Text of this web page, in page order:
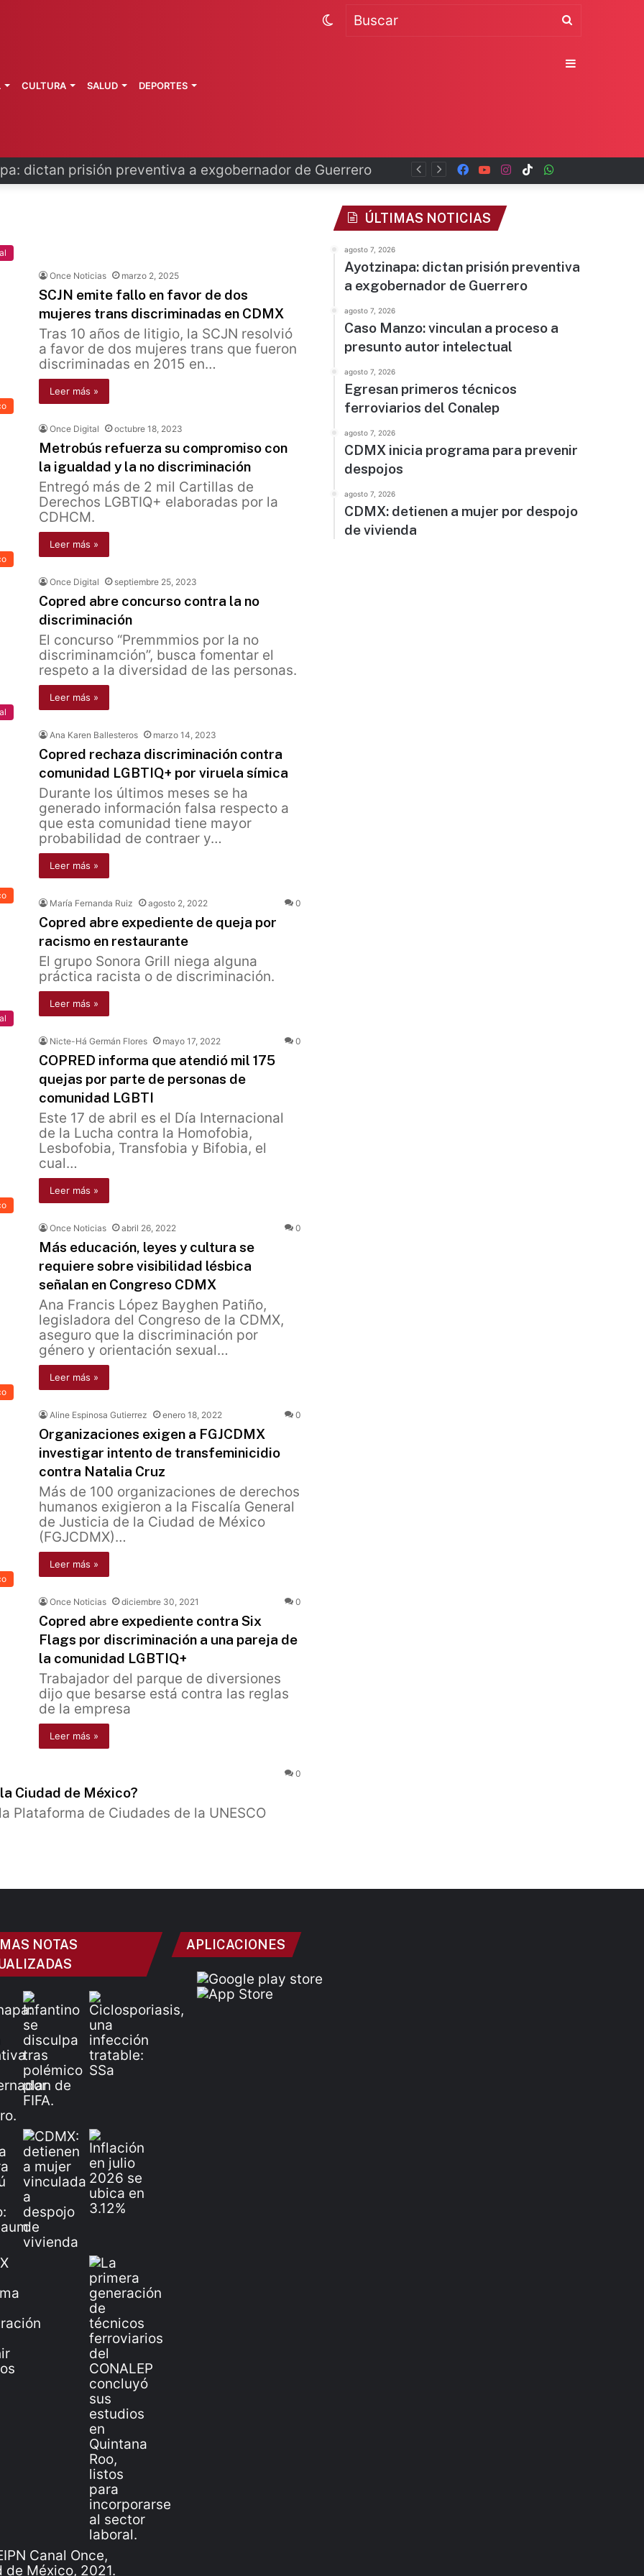
disculpa tras polémico plan de FIFA TikTok
Instagram
YouTube
Facebook
CULTURA SALUD DEPORTES
Switch
Once Noticias marzo 2, 2025
SCJN emite fallo en favor de dos
mujeres trans discriminadas en CDMX
Tras 10 años de litigio, la SCJN resolvió
a favor de dos mujeres trans que fueron
discriminadas en 2015 en…
Leer más »
Once Digital octubre 18, 2023
Metrobús refuerza su compromiso con
la igualdad y la no discriminación
Entregó más de 2 mil Cartillas de
Derechos LGBTIQ+ elaboradas por la
CDHCM.
Leer más »
Once Digital septiembre 25, 2023
Copred abre concurso contra la no
discriminación
El concurso “Premmmios por la no
discriminamción”, busca fomentar el
respeto a la diversidad de las personas.
Leer más »
Ana Karen Ballesteros marzo 14, 2023
Copred rechaza discriminación contra
comunidad LGBTIQ+ por viruela símica
Durante los últimos meses se ha
generado información falsa respecto a
que esta comunidad tiene mayor
probabilidad de contraer y…
Leer más »
María Fernanda Ruiz agosto 2, 2022 0
Copred abre expediente de queja por
racismo en restaurante
El grupo Sonora Grill niega alguna
práctica racista o de discriminación.
Leer más »
Nicte-Há Germán Flores mayo 17, 2022 0
COPRED informa que atendió mil 175
quejas por parte de personas de
comunidad LGBTI
Este 17 de abril es el Día Internacional
de la Lucha contra la Homofobia,
Lesbofobia, Transfobia y Bifobia, el
cual…
Leer más »
Once Noticias abril 26, 2022 0
Más educación, leyes y cultura se
requiere sobre visibilidad lésbica
señalan en Congreso CDMX
Ana Francis López Bayghen Patiño,
legisladora del Congreso de la CDMX,
aseguro que la discriminación por
género y orientación sexual…
Leer más »
Aline Espinosa Gutierrez enero 18, 2022 0
Organizaciones exigen a FGJCDMX
investigar intento de transfeminicidio
contra Natalia Cruz
Más de 100 organizaciones de derechos
humanos exigieron a la Fiscalía General
de Justicia de la Ciudad de México
(FGJCDMX)…
Leer más »
Once Noticias diciembre 30, 2021 0
Copred abre expediente contra Six
Flags por discriminación a una pareja de
la comunidad LGBTIQ+
Trabajador del parque de diversiones
dijo que besarse está contra las reglas
de la empresa
Leer más »
0
Ciudad de México?
Plataforma de Ciudades de la UNESCO
ÚLTIMAS NOTICIAS
agosto 7, 2026
Ayotzinapa: dictan prisión preventiva
a exgobernador de Guerrero
agosto 7, 2026
Caso Manzo: vinculan a proceso a
presunto autor intelectual
agosto 7, 2026
Egresan primeros técnicos
ferroviarios del Conalep
agosto 7, 2026
CDMX inicia programa para prevenir
despojos
agosto 7, 2026
CDMX: detienen a mujer por despojo
de vivienda
NOTAS
Canal Once,
de México, 2021.
APLICACIONES